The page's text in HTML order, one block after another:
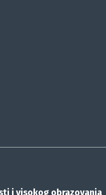
i visokog obrazovanja